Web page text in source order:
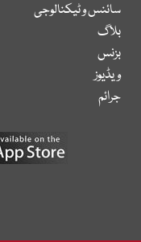
سائنس و ٹیکنالوجی
بلاگ
بزنس
ویڈیوز
جرائم